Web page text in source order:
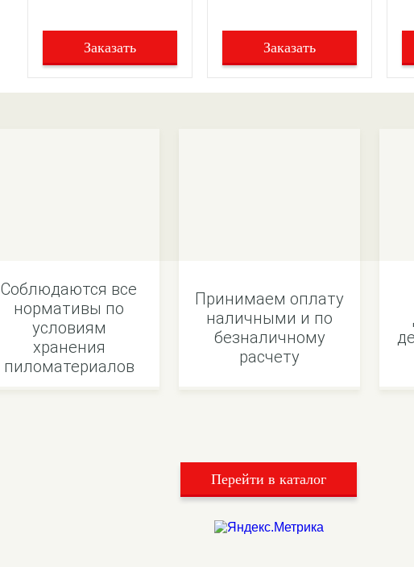
Заказать Заказать
Соблюдаются все
нормативы по
условиям
хранения
пиломатериалов
Принимаем оплату
наличными и по
безналичному
расчету
Перейти в каталог